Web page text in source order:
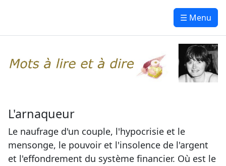
☰ Menu
L'arnaqueur
Le naufrage d'un couple, l'hypocrisie et le
mensonge, le pouvoir et l'insolence de l'argent
et l'effondrement du système financier. Où est le